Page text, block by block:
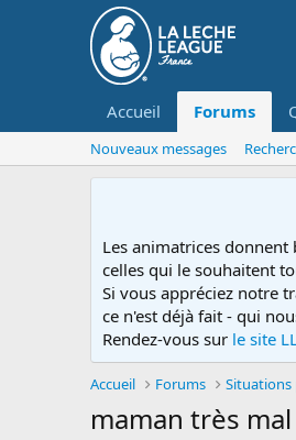
Accueil Forums
Nouveaux messages
Les animatrices
celles qui le souhaitent
Si vous appréciez notre
ce n'est déjà fait - qui
Rendez-vous sur le site
Accueil Forums Situations
maman très